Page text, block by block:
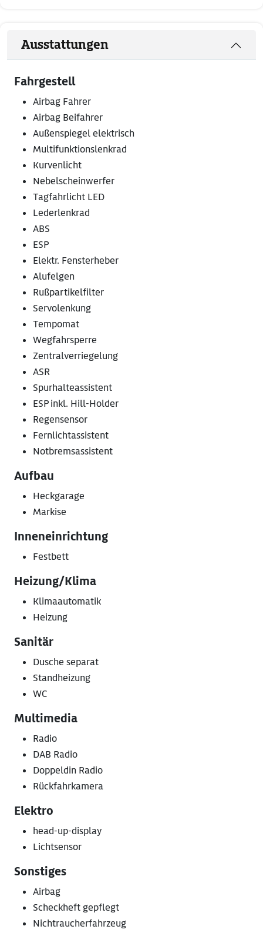
Ausstattungen
Fahrgestell
Airbag Fahrer
Airbag Beifahrer
Außenspiegel elektrisch
Multifunktionslenkrad
Kurvenlicht
Nebelscheinwerfer
Tagfahrlicht LED
Lederlenkrad
ABS
ESP
Elektr. Fensterheber
Alufelgen
Rußpartikelfilter
Servolenkung
Tempomat
Wegfahrsperre
Zentralverriegelung
ASR
Spurhalteassistent
ESP inkl. Hill-Holder
Regensensor
Fernlichtassistent
Notbremsassistent
Aufbau
Heckgarage
Markise
Inneneinrichtung
Festbett
Heizung/Klima
Klimaautomatik
Heizung
Sanitär
Dusche separat
Standheizung
WC
Multimedia
Radio
DAB Radio
Doppeldin Radio
Rückfahrkamera
Elektro
head-up-display
Lichtsensor
Sonstiges
Airbag
Scheckheft gepflegt
Nichtraucherfahrzeug